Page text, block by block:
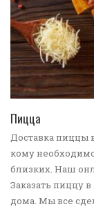
Пицца
Доставка пиццы
кому
близких. Наш
Заказать пиццу
дома. Мы все